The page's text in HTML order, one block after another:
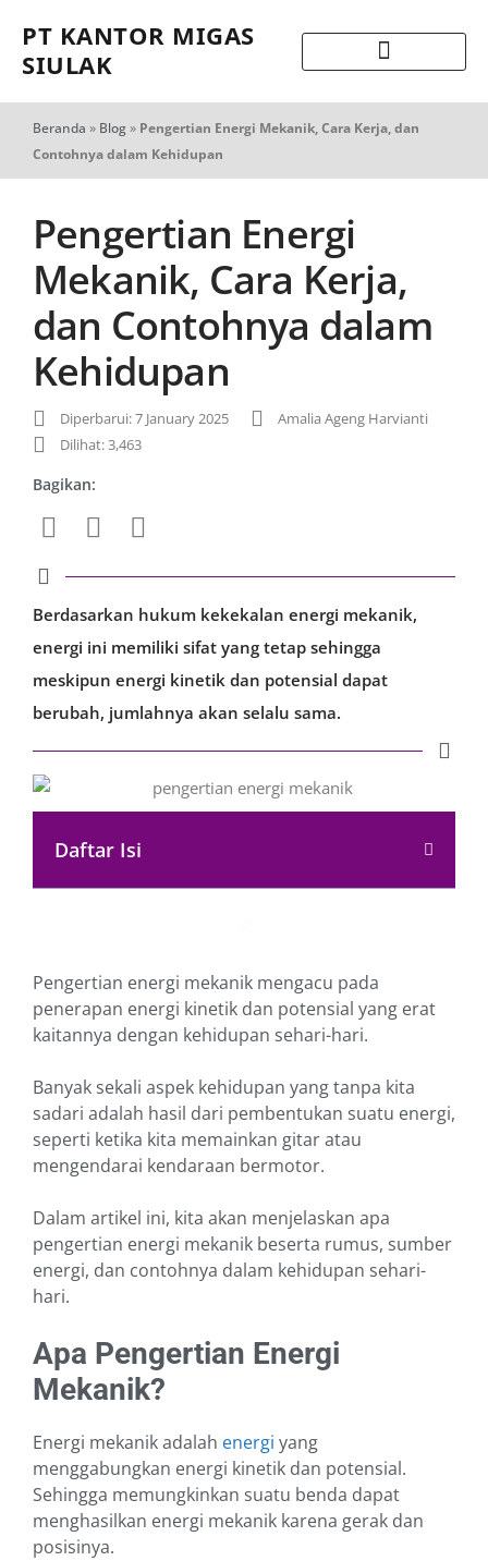
PT KANTOR MIGAS
SIULAK
Beranda » Blog» Pengertian Energi Mekanik, Cara Kerja, dan
Contohnya dalam Kehidupan
Pengertian Energi
Mekanik, Cara Kerja,
dan Contohnya dalam
Kehidupan
Diperbarui: 7 January 2025
Amalia Ageng Harvianti
Dilihat: 3,463
Bagikan:
Berdasarkan hukum kekekalan energi mekanik,
energi ini memiliki sifat yang tetap sehingga
meskipun energi kinetik dan potensial dapat
berubah, jumlahnya akan selalu sama.
Daftar Isi
Pengertian energi mekanik mengacu pada
penerapan energi kinetik dan potensial yang erat
kaitannya dengan kehidupan sehari-hari.
Banyak sekali aspek kehidupan yang tanpa kita
sadari adalah hasil dari pembentukan suatu energi,
seperti ketika kita memainkan gitar atau
mengendarai kendaraan bermotor.
Dalam artikel ini, kita akan menjelaskan apa
pengertian energi mekanik beserta rumus, sumber
energi, dan contohnya dalam kehidupan sehari-
hari.
Apa Pengertian Energi
Mekanik?
Energi mekanik adalah energi yang
menggabungkan energi kinetik dan potensial.
Sehingga memungkinkan suatu benda dapat
menghasilkan energi mekanik karena gerak dan
posisinya.